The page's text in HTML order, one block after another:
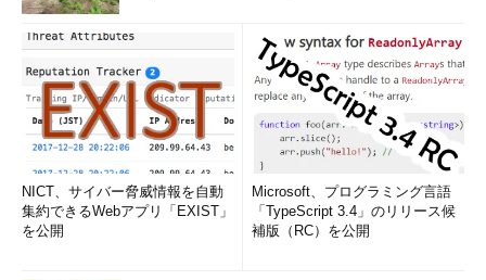
NICT、サイバー脅威情報を自動
集約できるWebアプリ「EXIST」
を公開
Microsoft、プログラミング言語
「TypeScript 3.4」のリリース候
補版（RC）を公開